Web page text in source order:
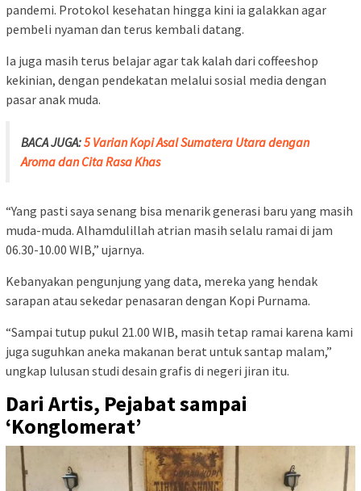
pandemi. Protokol kesehatan hingga kini ia galakkan agar
pembeli nyaman dan terus kembali datang.
Ia juga masih terus belajar agar tak kalah dari coffeeshop
kekinian, dengan pendekatan melalui sosial media dengan
pasar anak muda.
BACA JUGA:5 Varian Kopi Asal Sumatera Utara dengan
Aroma dan Cita Rasa Khas
“Yang pasti saya senang bisa menarik generasi baru yang masih
muda-muda. Alhamdulillah atrian masih selalu ramai di jam
06.30-10.00 WIB,” ujarnya.
Kebanyakan pengunjung yang data, mereka yang hendak
sarapan atau sekedar penasaran dengan Kopi Purnama.
“Sampai tutup pukul 21.00 WIB, masih tetap ramai karena kami
juga suguhkan aneka makanan berat untuk santap malam,”
ungkap lulusan studi desain grafis di negeri jiran itu.
Dari Artis, Pejabat sampai
‘Konglomerat’